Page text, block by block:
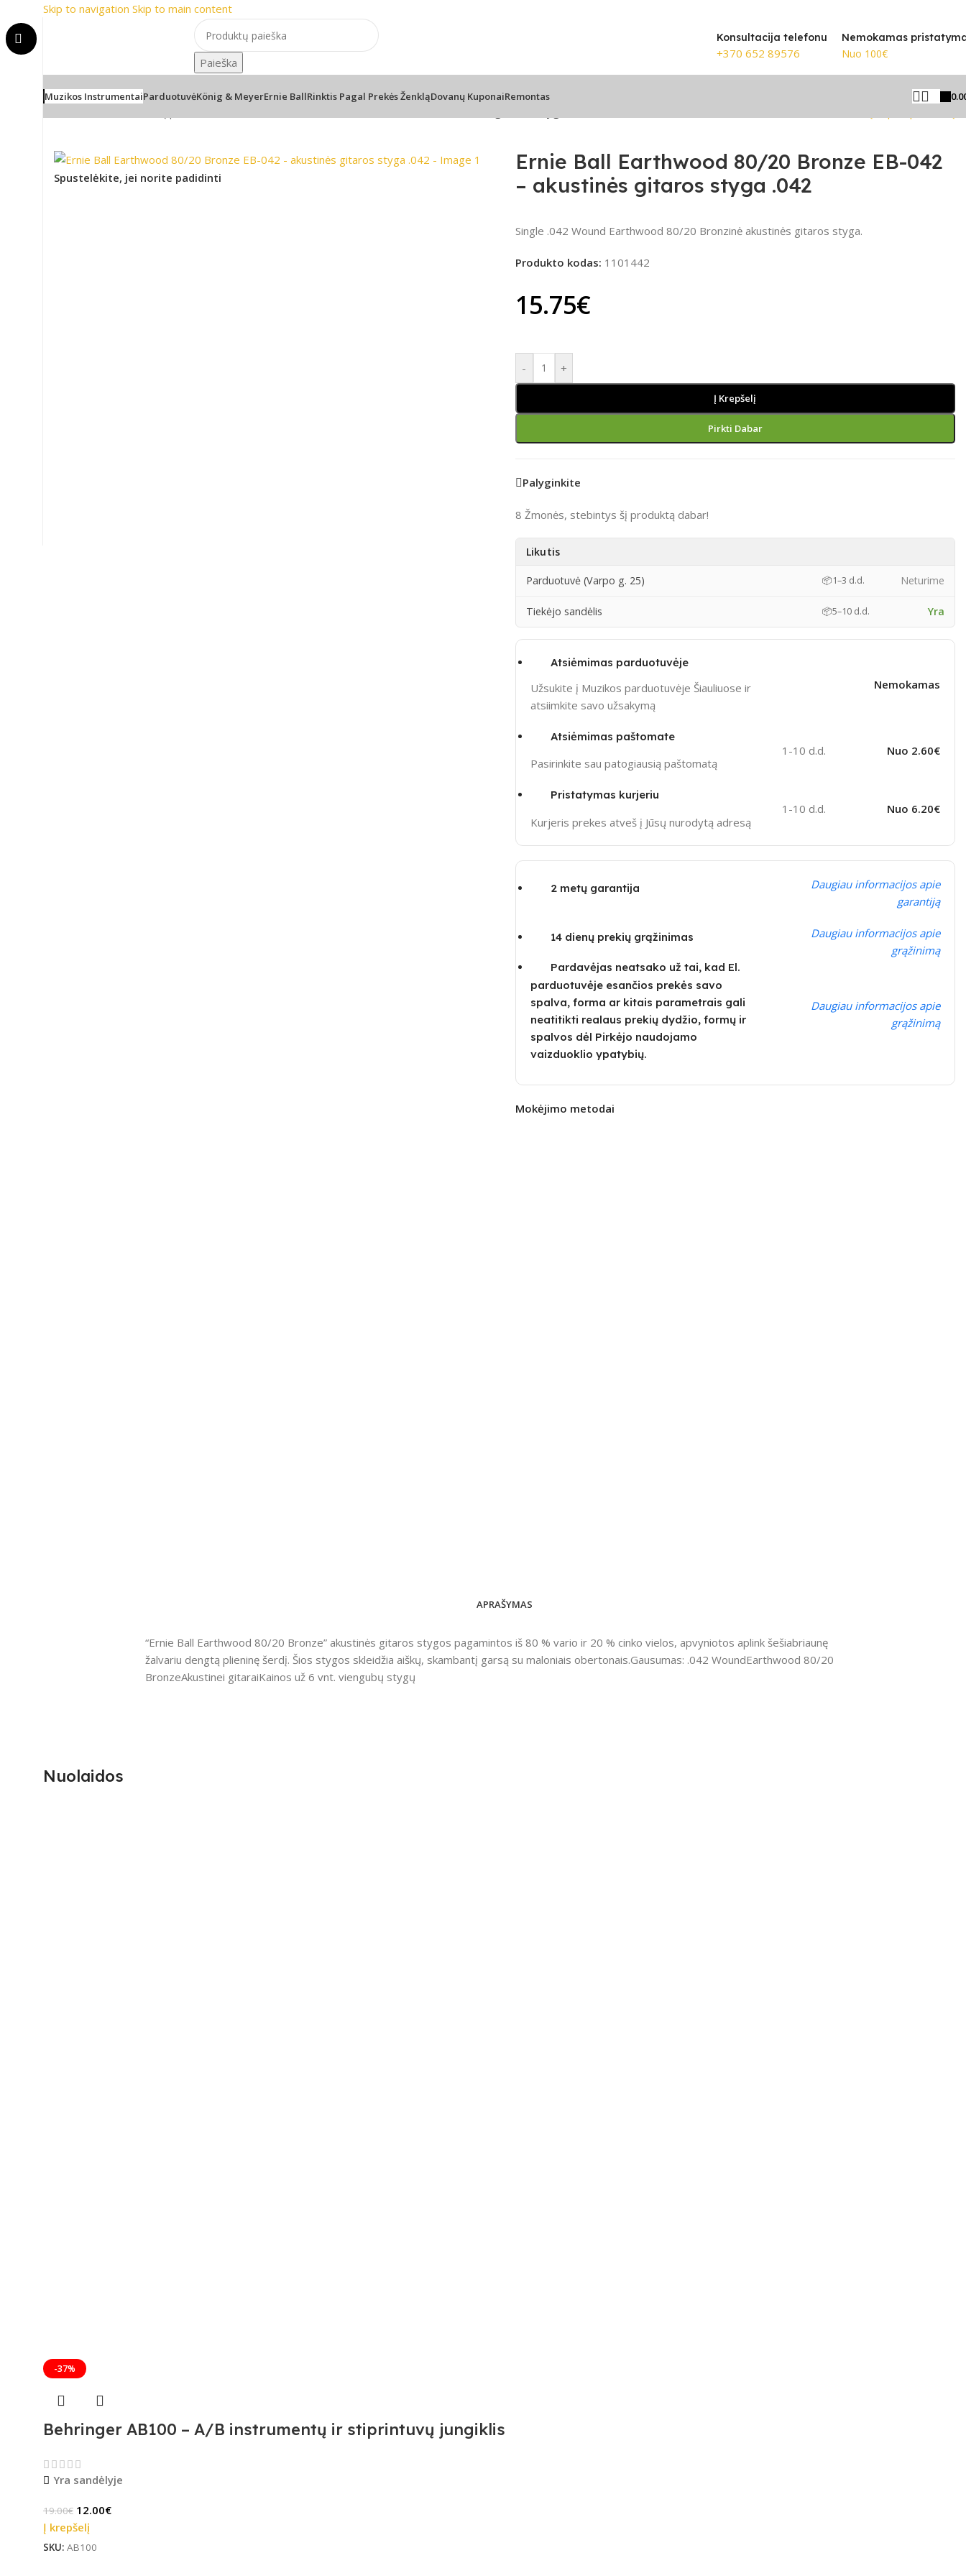
Skip to navigation Skip to main content
📞 Konsultacija telefonu 🎸 Žinomiausi prekių ženklai
Paieška
Konsultacija telefonu
+370 652 89576
Nemokamas
Nuo 100€
Muzikos InstrumentaiParduotuvėKönig & MeyerErnie BallRinktis Pagal Prekės ŽenkląDovanų KuponaiRemontas
Spustelėkite, jei norite padidinti
Ernie Ball Earthwood 80/20 Bronze EB-042
– akustinės gitaros styga .042
Single .042 Wound Earthwood 80/20 Bronzinė akustinės gitaros styga.
Produkto kodas: 1101442
15.75€
- +
Į Krepšelį
Pirkti Dabar
Palyginkite
8 Žmonės, stebintys šį produktą dabar!
Likutis
Parduotuvė (Varpo g. 25) 📦1–3 d.d. Neturime
Tiekėjo sandėlis 📦5–10 d.d. Yra
Atsiėmimas parduotuvėje
Užsukite į Muzikos parduotuvėje Šiauliuose ir
atsiimkite savo užsakymą
Nemokamas
Atsiėmimas paštomate
Pasirinkite sau patogiausią paštomatą
1-10 d.d. Nuo 2.60€
Pristatymas kurjeriu
Kurjeris prekes atveš į Jūsų nurodytą adresą
1-10 d.d. Nuo 6.20€
2 metų garantija
Daugiau informacijos apie
garantiją
14 dienų prekių grąžinimas
Daugiau informacijos apie
grąžinimą
Pardavėjas neatsako už tai, kad El.
parduotuvėje esančios prekės savo
spalva, forma ar kitais parametrais gali
neatitikti realaus prekių dydžio, formų ir
spalvos dėl Pirkėjo naudojamo
vaizduoklio ypatybių.
Daugiau informacijos apie
grąžinimą
Mokėjimo metodai
APRAŠYMAS
“Ernie Ball Earthwood 80/20 Bronze” akustinės gitaros stygos pagamintos iš 80 % vario ir 20 % cinko vielos, apvyniotos aplink šešiabriaunę
žalvariu dengtą plieninę šerdį. Šios stygos skleidžia aiškų, skambantį garsą su maloniais obertonais.Gausumas: .042 WoundEarthwood 80/20
BronzeAkustinei gitaraiKainos už 6 vnt. viengubų stygų
Nuolaidos
-37%
Behringer AB100 – A/B instrumentų ir stiprintuvų jungiklis
Yra sandėlyje
19.00€ 12.00€
Į krepšelį
SKU: AB100